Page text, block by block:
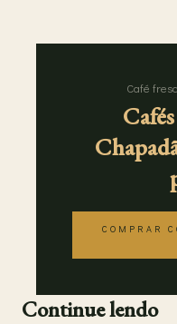
Café
COMPRAR
Continue lendo